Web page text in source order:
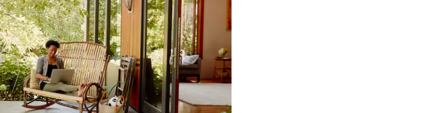
je de pijltjestoetsen omhoog en omlaag, óf door te tikken of swipen.